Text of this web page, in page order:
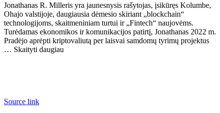
Jonathanas R. Milleris yra jaunesnysis rašytojas, įsikūręs Kolumbe,
Ohajo valstijoje, daugiausia dėmesio skiriant „blockchain“
technologijoms, skaitmeniniam turtui ir „Fintech“ naujovėms.
Turėdamas ekonomikos ir komunikacijos patirtį, Jonathanas 2022 m.
Pradėjo aprėpti kriptovaliutą per laisvai samdomų tyrimų projektus
… Skaityti daugiau
Source link